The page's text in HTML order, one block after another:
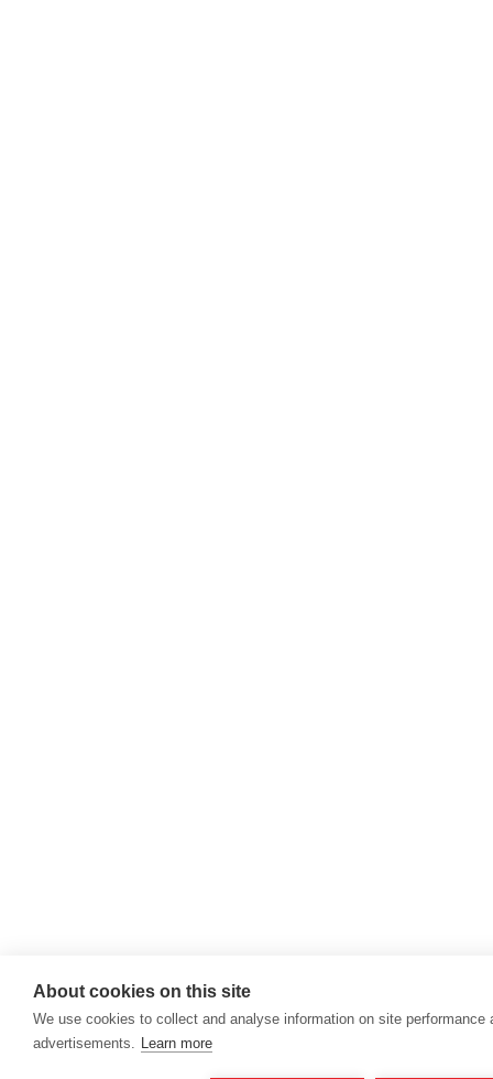
About cookies on this site
We use cookies to collect and analyse information on site
advertisements. Learn more